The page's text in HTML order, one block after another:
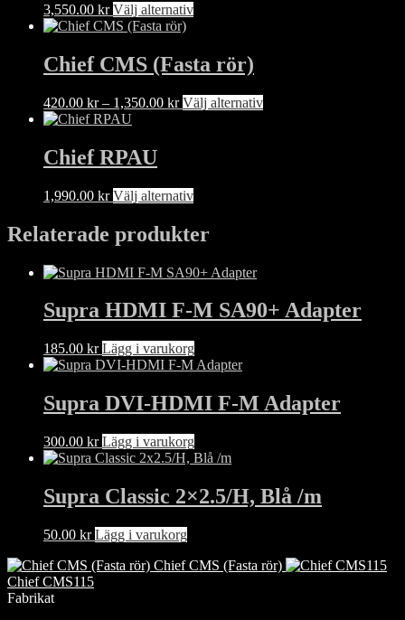
De
olika
kan
väljas
på
produktsidan
3,550.00 kr Välj alternativDen
har
flera
De
på
produktsidan
Chief CMS (Fasta rör)
420.00 kr – 1,350.00 krPrisintervall:
Välj alternativDen
Chief RPAU
1,990.00 kr Välj alternativDen
har
varianter.
olika
alternativen
kan
väljas
på
Relaterade produkter
Supra HDMI F-M SA90+ Adapter
185.00 kr Lägg i varukorg
Supra DVI-HDMI F-M Adapter
300.00 kr Lägg i varukorg
Supra Classic 2×2.5/H, Blå /m
50.00 kr Lägg i varukorg
Chief CMS (Fasta rör)
Chief CMS115
Fabrikat